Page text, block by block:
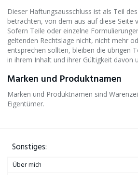
Dieser Haftungsausschluss ist als Teil
betrachten, von dem aus auf diese Seite
Sofern Teile oder einzelne
geltenden Rechtslage nicht, nicht mehr
entsprechen sollten, bleiben die übrigen
in ihrem Inhalt und ihrer Gültigkeit davon
Marken und Produktnamen
Marken und Produktnamen sind
Eigentümer.
Sonstiges:
Über mich